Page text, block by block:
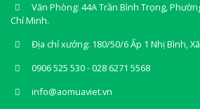
Văn Phòng: 44A Trần Bình Trọng,
Chí Minh.
Địa chỉ xưởng: 180/50/6 Ấp 1 Nhị Bình,
0906 525 530 - 028 6271 5568
info@aomuaviet.vn